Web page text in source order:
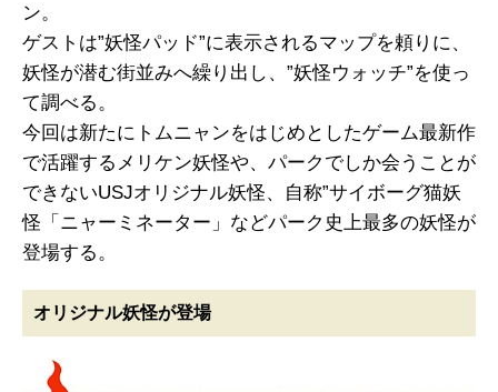
ン。
ゲストは”妖怪パッド”に表示されるマップを頼りに、
妖怪が潜む街並みへ繰り出し、”妖怪ウォッチ”を使っ
て調べる。
今回は新たにトムニャンをはじめとしたゲーム最新作
で活躍するメリケン妖怪や、パークでしか会うことが
できないUSJオリジナル妖怪、自称”サイボーグ猫妖
怪「ニャーミネーター」などパーク史上最多の妖怪が
登場する。
オリジナル妖怪が登場